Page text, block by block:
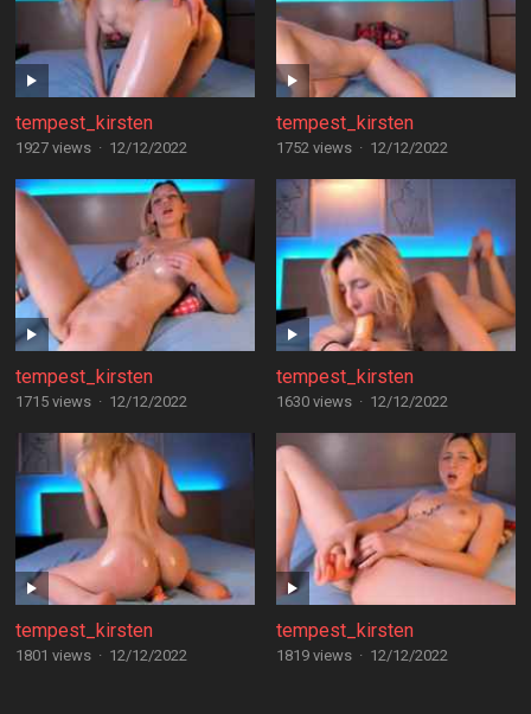
tempest_kirsten
1927 views · 12/12/2022
tempest_kirsten
1752 views · 12/12/2022
tempest_kirsten
1715 views · 12/12/2022
tempest_kirsten
1630 views · 12/12/2022
tempest_kirsten
1801 views · 12/12/2022
tempest_kirsten
1819 views · 12/12/2022